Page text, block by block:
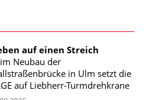
auf einen Streich
Neubau der
in Ulm setzt die
auf Liebherr-Turmdrehkrane